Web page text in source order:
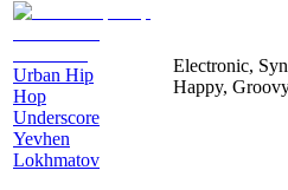
Urban Hip
Hop
Underscore
Yevhen
Lokhmatov
Electronic,
Happy,